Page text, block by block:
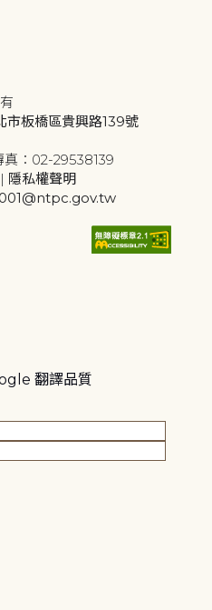
市板橋區貴興路139號
：02-29538139
| 隱私權聲明
翻譯品質